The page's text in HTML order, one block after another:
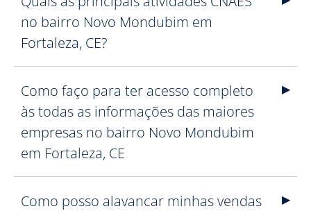
no bairro Novo Mondubim em
Fortaleza, CE?
Como faço para ter acesso completo
às todas as informações das maiores
empresas no bairro Novo Mondubim
em Fortaleza, CE
Como posso alavancar minhas vendas